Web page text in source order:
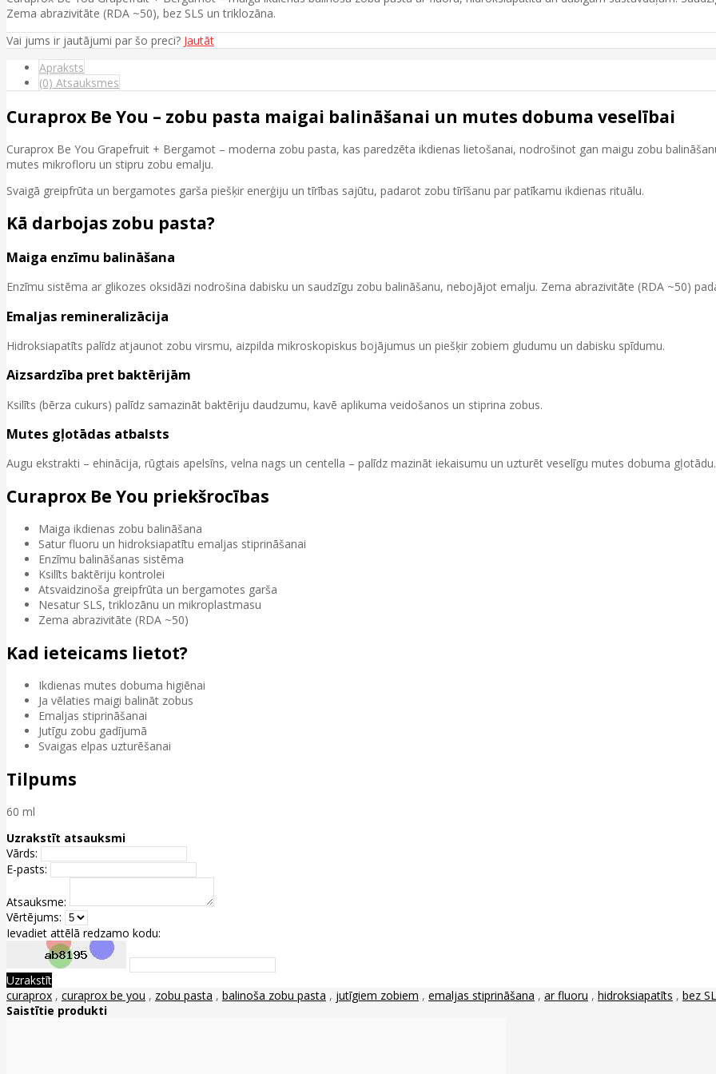
Zema abrazivitāte (RDA ~50), bez SLS un triklozāna.
Vai jums ir jautājumi par šo preci? Jautāt
Apraksts
(0) Atsauksmes
Curaprox Be You – zobu pasta maigai balināšanai un mutes dobuma veselībai
Curaprox Be You Grapefruit + Bergamot – moderna zobu pasta, kas paredzēta ikdienas lietošanai, nodrošinot gan maigu zobu
mutes mikrofloru un stipru zobu emalju.
Svaigā greipfrūta un bergamotes garša piešķir enerģiju un tīrības sajūtu, padarot zobu tīrīšanu par patīkamu ikdienas rituālu.
Kā darbojas zobu pasta?
Maiga enzīmu balināšana
Enzīmu sistēma ar glikozes oksidāzi nodrošina dabisku un saudzīgu zobu balināšanu, nebojājot emalju. Zema abrazivitāte (RDA ~50)
Emaljas remineralizācija
Hidroksiapatīts palīdz atjaunot zobu virsmu, aizpilda mikroskopiskus bojājumus un piešķir zobiem gludumu un dabisku spīdumu.
Aizsardzība pret baktērijām
Ksilīts (bērza cukurs) palīdz samazināt baktēriju daudzumu, kavē aplikuma veidošanos un stiprina zobus.
Mutes gļotādas atbalsts
Augu ekstrakti – ehinācija, rūgtais apelsīns, velna nags un centella – palīdz mazināt iekaisumu un uzturēt veselīgu mutes dobuma gļotādu.
Curaprox Be You priekšrocības
Maiga ikdienas zobu balināšana
Satur fluoru un hidroksiapatītu emaljas stiprināšanai
Enzīmu balināšanas sistēma
Ksilīts baktēriju kontrolei
Atsvaidzinoša greipfrūta un bergamotes garša
Nesatur SLS, triklozānu un mikroplastmasu
Zema abrazivitāte (RDA ~50)
Kad ieteicams lietot?
Ikdienas mutes dobuma higiēnai
Ja vēlaties maigi balināt zobus
Emaljas stiprināšanai
Jutīgu zobu gadījumā
Svaigas elpas uzturēšanai
Tilpums
60 ml
Uzrakstīt atsauksmi
Vārds:
E-pasts:
Atsauksme:
Vērtējums:
Ievadiet attēlā redzamo kodu:
Uzrakstīt
curaprox , curaprox be you , zobu pasta , balinoša zobu pasta , jutīgiem zobiem , emaljas stiprināšana , ar fluoru , hidroksiapatīts , bez
Saistītie produkti